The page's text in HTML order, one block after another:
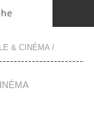
& CINÉMA /